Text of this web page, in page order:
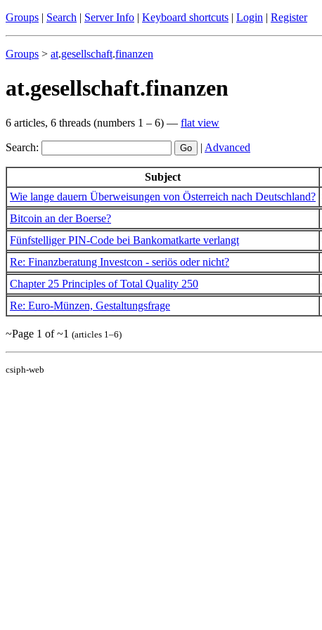
Groups | Search | Server Info | Keyboard shortcuts | Login | Register
Groups > at.gesellschaft.finanzen
at.gesellschaft.finanzen
6 articles, 6 threads (numbers 1 – 6) — flat view
Search: | Advanced
Subject
Wie lange dauern Überweisungen von Österreich nach Deutschland?
Bitcoin an der Boerse?
Fünfstelliger PIN-Code bei Bankomatkarte verlangt
Re: Finanzberatung Investcon - seriös oder nicht?
Chapter 25 Principles of Total Quality 250
Re: Euro-Münzen, Gestaltungsfrage
~Page 1 of ~1 (articles 1–6)
csiph-web